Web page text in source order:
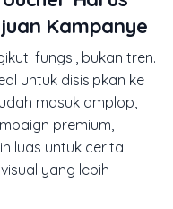
Kampanye
fungsi, bukan tren.
untuk disisipkan ke
masuk amplop,
premium,
luas untuk cerita
yang lebih